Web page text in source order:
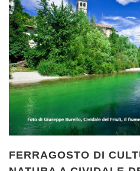
FERRAGOSTO DI